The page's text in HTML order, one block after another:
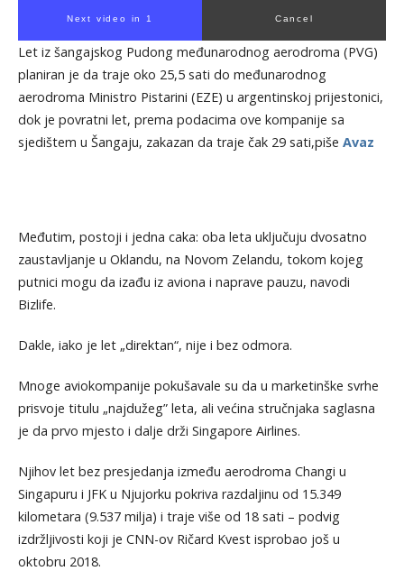
Next video in 1 Cancel
Let iz šangajskog Pudong međunarodnog aerodroma (PVG)
planiran je da traje oko 25,5 sati do međunarodnog
aerodroma Ministro Pistarini (EZE) u argentinskoj prijestonici,
dok je povratni let, prema podacima ove kompanije sa
sjedištem u Šangaju, zakazan da traje čak 29 sati,piše Avaz
Međutim, postoji i jedna caka: oba leta uključuju dvosatno
zaustavljanje u Oklandu, na Novom Zelandu, tokom kojeg
putnici mogu da izađu iz aviona i naprave pauzu, navodi
Bizlife.
Dakle, iako je let „direktan“, nije i bez odmora.
Mnoge aviokompanije pokušavale su da u marketinške svrhe
prisvoje titulu „najdužeg” leta, ali većina stručnjaka saglasna
je da prvo mjesto i dalje drži Singapore Airlines.
Njihov let bez presjedanja između aerodroma Changi u
Singapuru i JFK u Njujorku pokriva razdaljinu od 15.349
kilometara (9.537 milja) i traje više od 18 sati – podvig
izdržljivosti koji je CNN-ov Ričard Kvest isprobao još u
oktobru 2018.